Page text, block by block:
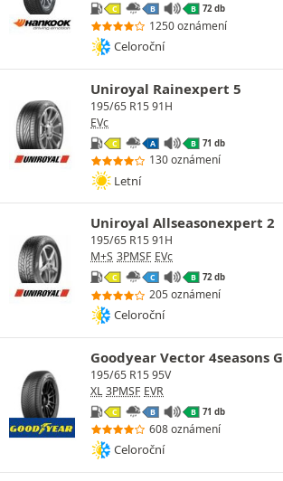
C B B 72 db
1250 oznámení
Celoroční
Uniroyal Rainexpert 5
195/65 R15 91H
EVc
C A B 71 db
130 oznámení
Letní
Uniroyal Allseasonexpert 2
195/65 R15 91H
M+S 3PMSF EVc
C C B 72 db
205 oznámení
Celoroční
Goodyear Vector 4seasons
195/65 R15 95V
XL 3PMSF EVR
C B B 71 db
608 oznámení
Celoroční